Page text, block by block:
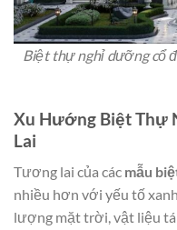
Biệt thự nghỉ dưỡng cổ
Xu Hướng Biệt Thự
Lai
Tương lai của các mẫu
nhiều hơn với yếu tố
lượng mặt trời, vật liệu